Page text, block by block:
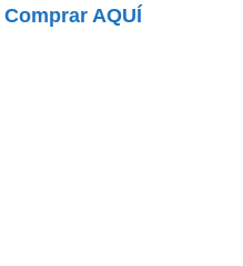
Comprar AQUÍ